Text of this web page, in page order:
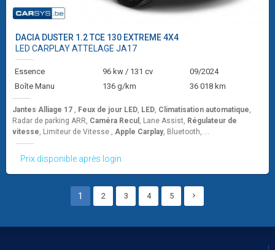
DACIA DUSTER 1.2 TCE 130 EXTREME 4X4
LED CARPLAY ATTELAGE JA17
Essence 96 kw / 131 cv
09/2024
Boîte Manu
136 g/km 36 018 km
Jantes Alliage 17 Feux de jour LED LED Climatisation automatique
Radar de parking ARR, Caméra Recul , Lane Assist, Régulateur de
vitesse , Limiteur de Vitesse , Apple Carplay , Bluetooth, ...
Prix disponible après login
1 2 3 4 5